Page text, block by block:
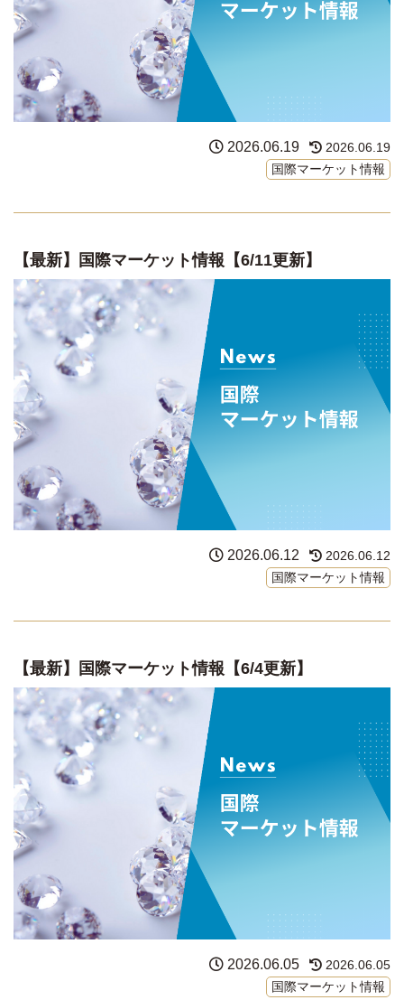
2026.06.19
2026.06.19
国際マーケット情報
【最新】国際マーケット情報【6/11更新】
2026.06.12
2026.06.12
国際マーケット情報
【最新】国際マーケット情報【6/4更新】
2026.06.05
2026.06.05
国際マーケット情報